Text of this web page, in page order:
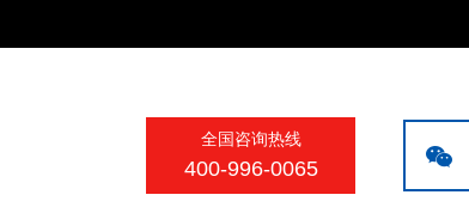
全国咨询热线
400-996-0065